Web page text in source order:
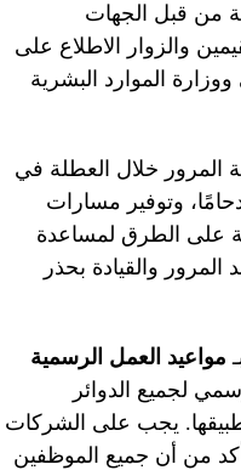
من قبل الجهات
والزوار الاطلاع على
الموارد البشرية
المرور خلال العطلة في
وتوفير مسارات
على الطرق لمساعدة
والقيادة بحذر
مواعيد العمل الرسمية
لجميع الدوائر
يجب على الشركات
من أن جميع الموظفين